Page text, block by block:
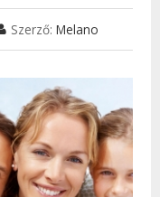
Szerző: Melano